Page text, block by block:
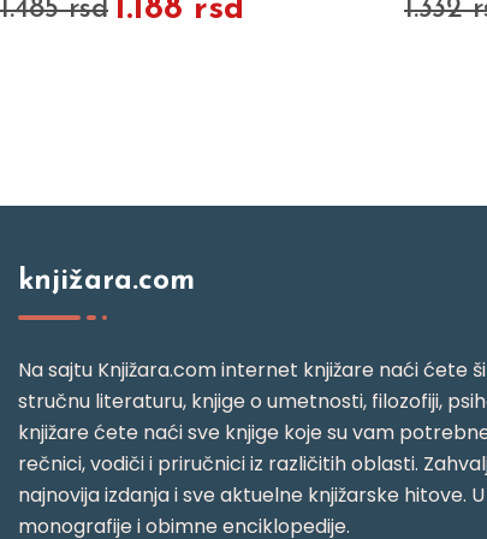
1.485 rsd 1.188 rsd 1.332
knjižara.com
Na sajtu Knjižara.com internet knjižare naći ćete
stručnu literaturu, knjige o umetnosti, filozofiji,
knjižare ćete naći sve knjige koje su vam
rečnici, vodiči i priručnici iz različitih oblasti.
najnovija izdanja i sve aktuelne knjižarske hitove.
monografije i obimne enciklopedije.